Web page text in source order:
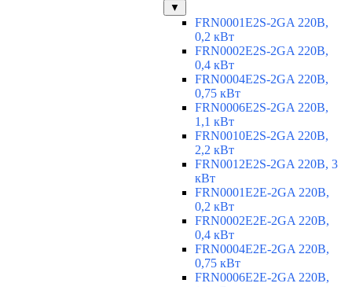
▼
FRN0001E2S-2GA 220В,
0,2 кВт
FRN0002E2S-2GA 220В,
0,4 кВт
FRN0004E2S-2GA 220В,
0,75 кВт
FRN0006E2S-2GA 220В,
1,1 кВт
FRN0010E2S-2GA 220В,
2,2 кВт
FRN0012E2S-2GA 220В, 3
кВт
FRN0001E2E-2GA 220В,
0,2 кВт
FRN0002E2E-2GA 220В,
0,4 кВт
FRN0004E2E-2GA 220В,
0,75 кВт
FRN0006E2E-2GA 220В,